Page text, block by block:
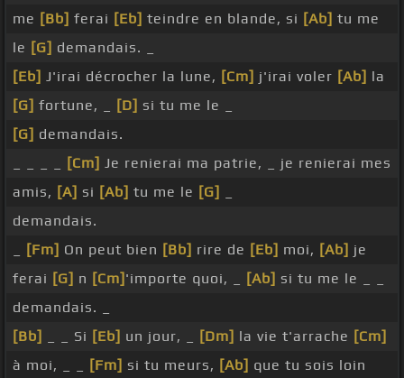
me [Bb] ferai [Eb] teindre en blande, si [Ab] tu me
le [G] demandais. _
[Eb] J'irai décrocher la lune, [Cm] j'irai voler [Ab] la
[G] fortune, _ [D] si tu me le _
[G] demandais.
[Cm] Je renierai ma patrie, _ je renierai mes
amis, [A] si [Ab] tu me le [G]
demandais.
[Fm] On peut bien [Bb] rire de [Eb] moi, [Ab] je
ferai [G] n [Cm] 'importe quoi, _ [Ab] si tu me le _ _
demandais. _
[Bb]
_ _ Si [Eb] un jour, _ [Dm] la vie t'arrache [Cm]
à moi, _ _
[Fm] si tu meurs, [Ab] que tu sois loin